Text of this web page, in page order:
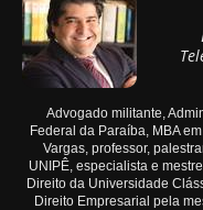
Advogado militante,
Federal da Paraíba, MBA
Vargas, professor,
UNIPÊ, especialista e
Direito da Universidade
Direito Empresarial pela